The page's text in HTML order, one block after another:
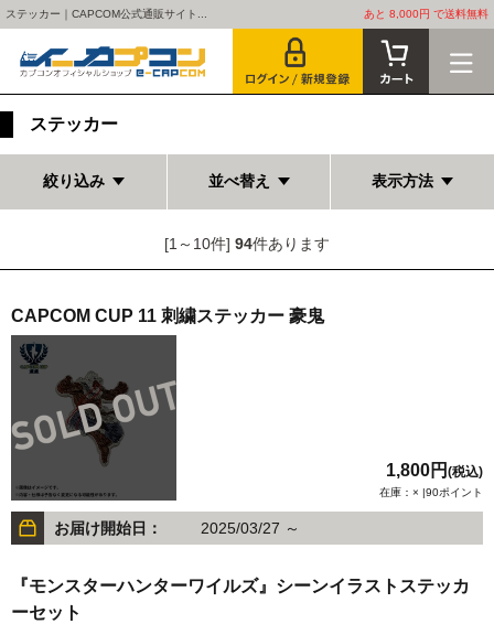
ステッカー｜CAPCOM公式通販サイト... あと 8,000円 で送料無料
ステッカー
絞り込み 並べ替え 表示方法
[1～10件] 94件あります
CAPCOM CUP 11 刺繍ステッカー 豪鬼
1,800円 (税込)
在庫：× |90ポイント
お届け開始日： 2025/03/27 ～
『モンスターハンターワイルズ』シーンイラストステッカ
ーセット